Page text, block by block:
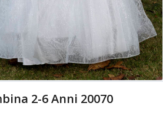
2-6 Anni 20070